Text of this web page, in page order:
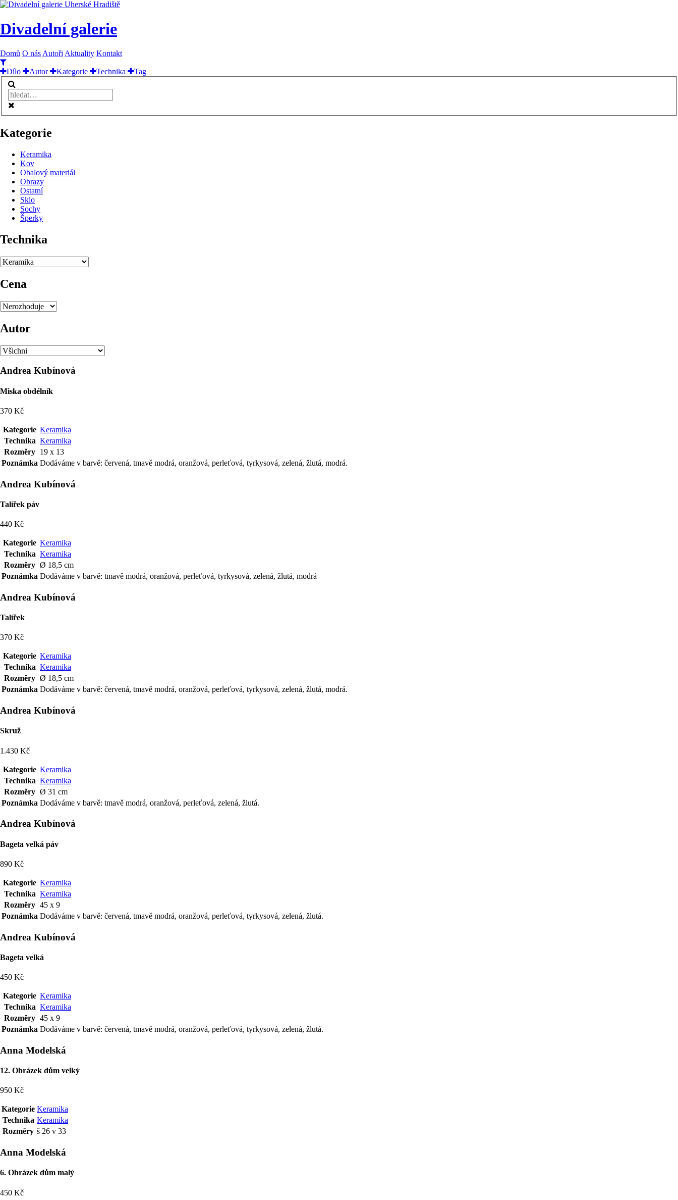
Divadelní galerie
Domů O nás Autoři Aktuality Kontakt
Dílo Autor Kategorie Technika Tag
Kategorie
Keramika
Kov
Obalový materiál
Obrazy
Ostatní
Sklo
Sochy
Šperky
Technika
Cena
Autor
Andrea Kubínová
Miska obdélník
370 Kč
Kategorie Keramika
Technika Keramika
Rozměry 19 x 13
Poznámka Dodáváme v barvě: červená, tmavě modrá, oranžová, perleťová, tyrkysová, zelená, žlutá, modrá.
Andrea Kubínová
Talířek páv
440 Kč
Kategorie Keramika
Technika Keramika
Rozměry Ø 18,5 cm
Poznámka Dodáváme v barvě: tmavě modrá, oranžová, perleťová, tyrkysová, zelená, žlutá, modrá
Andrea Kubínová
Talířek
370 Kč
Kategorie Keramika
Technika Keramika
Rozměry Ø 18,5 cm
Poznámka Dodáváme v barvě: červená, tmavě modrá, oranžová, perleťová, tyrkysová, zelená, žlutá, modrá.
Andrea Kubínová
Skruž
1.430 Kč
Kategorie Keramika
Technika Keramika
Rozměry Ø 31 cm
Poznámka Dodáváme v barvě: tmavě modrá, oranžová, perleťová, zelená, žlutá.
Andrea Kubínová
Bageta velká páv
890 Kč
Kategorie Keramika
Technika Keramika
Rozměry 45 x 9
Poznámka Dodáváme v barvě: červená, tmavě modrá, oranžová, perleťová, tyrkysová, zelená, žlutá.
Andrea Kubínová
Bageta velká
450 Kč
Kategorie Keramika
Technika Keramika
Rozměry 45 x 9
Poznámka Dodáváme v barvě: červená, tmavě modrá, oranžová, perleťová, tyrkysová, zelená, žlutá.
Anna Modelská
12. Obrázek dům velký
950 Kč
Kategorie Keramika
Technika Keramika
Rozměry š 26 v 33
Anna Modelská
6. Obrázek dům malý
450 Kč